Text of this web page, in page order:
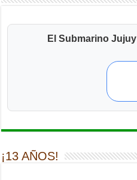
El Submarino Jujuy
¡13 AÑOS!